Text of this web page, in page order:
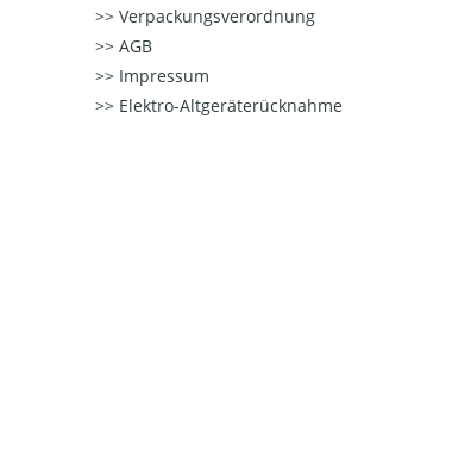
Verpackungsverordnung
AGB
Impressum
Elektro-Altgeräterücknahme